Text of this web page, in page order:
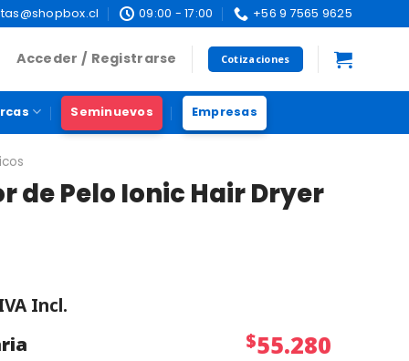
09:00 - 17:00 +56 9 7565 9625
Acceder / Registrarse Cotizaciones
Seminuevos Empresas
de Pelo Ionic Hair Dryer
Incl.
$55.280